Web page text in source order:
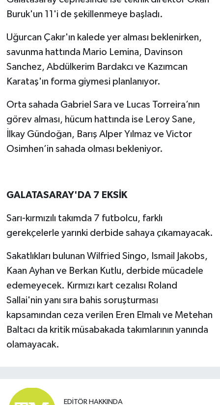
Buruk'un 11'i de şekillenmeye başladı.
Uğurcan Çakır'ın kalede yer alması beklenirken,
savunma hattında Mario Lemina, Davinson
Sanchez, Abdülkerim Bardakcı ve Kazımcan
Karataş'ın forma giymesi planlanıyor.
Orta sahada Gabriel Sara ve Lucas Torreira’nın
görev alması, hücum hattında ise Leroy Sane,
İlkay Gündoğan, Barış Alper Yılmaz ve Victor
Osimhen’in sahada olması bekleniyor.
GALATASARAY'DA 7 EKSİK
Sarı-kırmızılı takımda 7 futbolcu, farklı
gerekçelerle yarınki derbide sahaya çıkamayacak.
Sakatlıkları bulunan Wilfried Singo, Ismail Jakobs,
Kaan Ayhan ve Berkan Kutlu, derbide mücadele
edemeyecek. Kırmızı kart cezalısı Roland
Sallai'nin yanı sıra bahis soruşturması
kapsamından ceza verilen Eren Elmalı ve Metehan
Baltacı da kritik müsabakada takımlarının yanında
olamayacak.
EDITÖR HAKKINDA